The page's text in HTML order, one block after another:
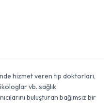
hizmet veren tıp doktorları,
vb. sağlık
buluşturan bağımsız bir